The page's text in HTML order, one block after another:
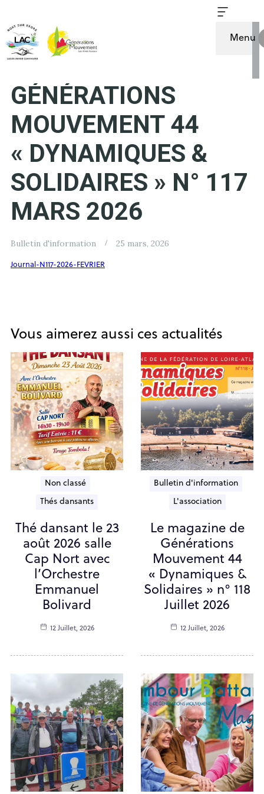
Menu
LE MAGAZINE DE
GÉNÉRATIONS
MOUVEMENT 44
« DYNAMIQUES &
SOLIDAIRES » N° 117
MARS 2026
Bulletin d'information 25 mars, 2026
Journal-N117-2026-FEVRIER
Vous aimerez aussi ces actualités
Non classé
Thés dansants
Thé dansant le 23
août 2026 salle
Cap Nort avec
l’Orchestre
Emmanuel
Bolivard
12 Juillet, 2026
Bulletin d'information
L'association
Le magazine de
Générations
Mouvement 44
« Dynamiques &
Solidaires » n° 118
Juillet 2026
12 Juillet, 2026